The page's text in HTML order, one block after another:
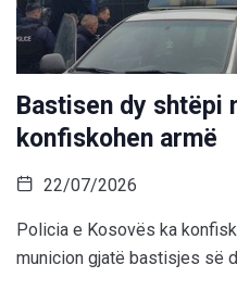
Bastisen dy shtëpi
konfiskohen armë
22/07/2026
Policia e Kosovës ka
municion gjatë bastisjes së